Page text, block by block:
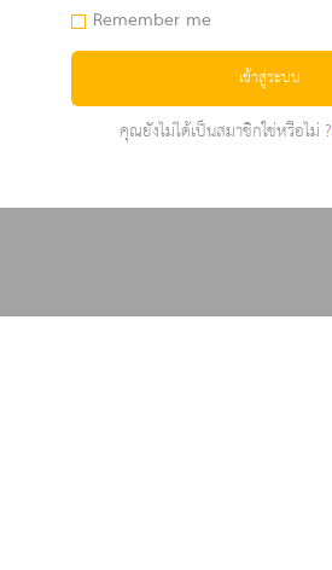
Remember me
เข้าสู่ระบบ
คุณยังไม่ได้เป็นสมาชิกใช่หรือไม่ ?